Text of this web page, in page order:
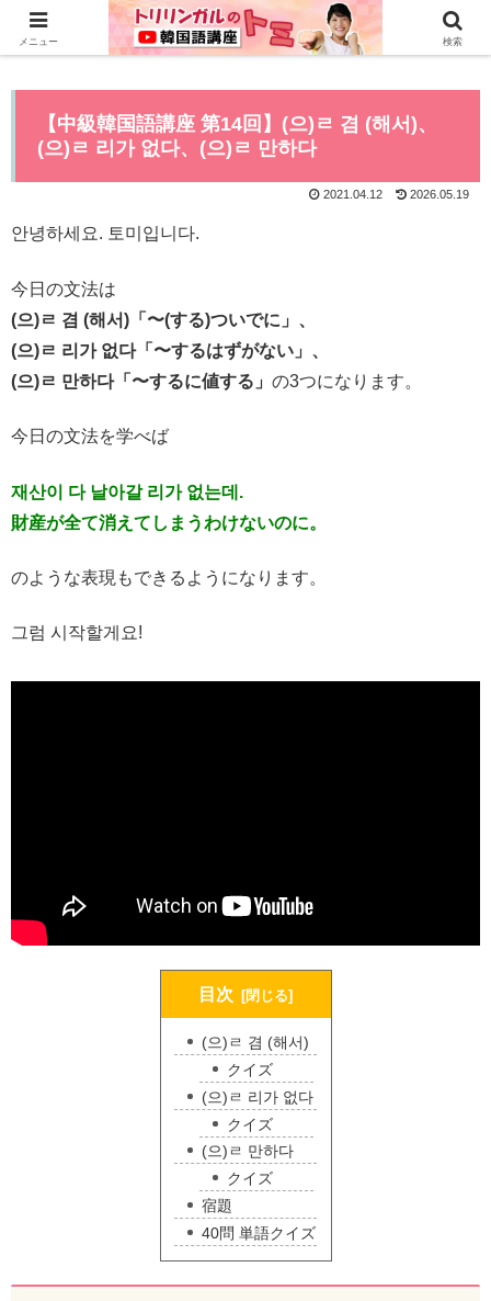
0から全てYouTubeで学べる韓国語講座はこちら>>
【中級韓国語講座 第14回】(으)ㄹ 겸 (해서)、
(으)ㄹ 리가 없다、(으)ㄹ 만하다
2021.04.12 2026.05.19
안녕하세요. 토미입니다.
今日の文法は
(으)ㄹ 겸 (해서)「〜(する)ついでに」、
(으)ㄹ 리가 없다「〜するはずがない」、
(으)ㄹ 만하다「〜するに値する」 の3つになります。
今日の文法を学べば
재산이 다 날아갈 리가 없는데.
財産が全て消えてしまうわけないのに。
のような表現もできるようになります。
그럼 시작할게요!
目次
(으)ㄹ 겸 (해서)
クイズ
(으)ㄹ 리가 없다
クイズ
(으)ㄹ 만하다
クイズ
宿題
40問 単語クイズ
メニュー 検索